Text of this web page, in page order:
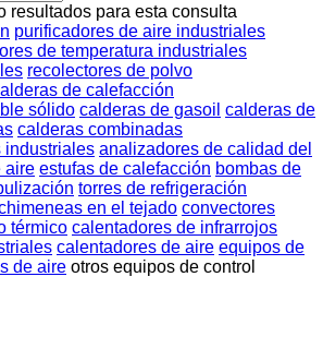
resultados para esta consulta
purificadores de aire industriales
de temperatura industriales
recolectores de polvo
de calefacción
sólido calderas de gasoil calderas de
calderas combinadas
industriales analizadores de calidad del
aire estufas de calefacción bombas de
torres de refrigeración
en el tejado convectores
térmico calentadores de infrarrojos
calentadores de aire equipos de
de aire otros equipos de control